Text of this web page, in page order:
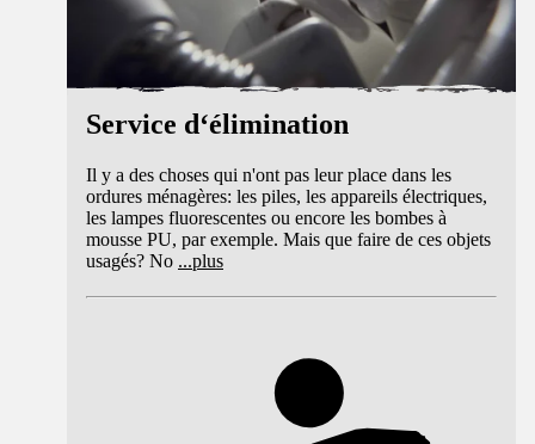
Service d‘élimination
Il y a des choses qui n'ont pas leur place dans les
ordures ménagères: les piles, les appareils électriques,
les lampes fluorescentes ou encore les bombes à
mousse PU, par exemple. Mais que faire de ces objets
usagés? No ...plus